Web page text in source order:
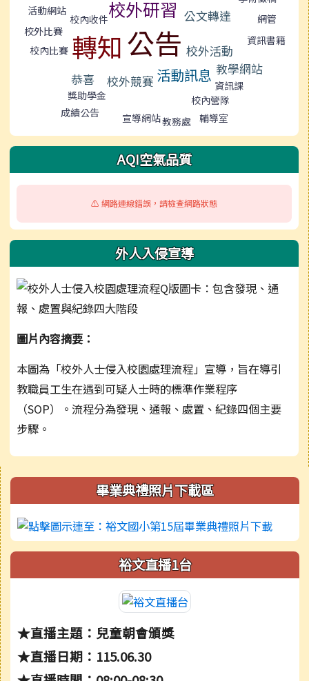
活動網站
校外研習
校內收件
公文轉達
校外比賽 轉知公告
網管
校內比賽 校外活動
資訊書籍
恭喜 校外競賽 活動訊息 教學網站
獎助學金
資訊課
成績公告
校內營隊
宣導網站教務處 輔導室
AQI空氣品質
⚠️ 網路連線錯誤，請檢查網路狀態
外人入侵宣導
圖片內容摘要：
本圖為「校外人士侵入校園處理流程」宣導，旨在導引
教職員工生在遇到可疑人士時的標準作業程序
（SOP）。流程分為發現、通報、處置、紀錄四個主要
步驟。
右邊區域內容畢業典禮照片下載區
裕文直播1台
★直播主題：兒童朝會頒獎
★直播日期：115.06.30